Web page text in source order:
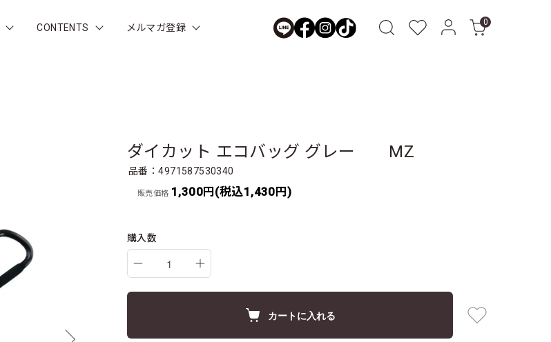
CONTENTS メルマガ登録 0
ダイカット エコバッグ グレー MZ
品番：4971587530340
販売価格 1,300円(税込1,430円)
購入数
カートに入れる